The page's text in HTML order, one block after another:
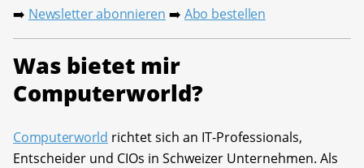
➡️ Newsletter abonnieren ➡️ Abo bestellen
Was bietet mir
Computerworld?
Computerworld richtet sich an IT-Professionals,
Entscheider und CIOs in Schweizer Unternehmen. Als